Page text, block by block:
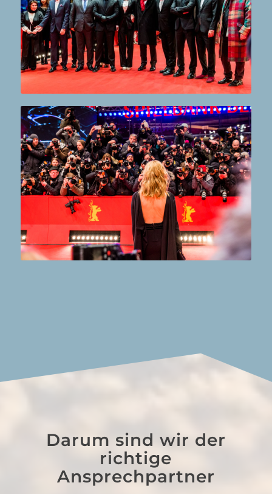
Darum sind wir der
richtige
Ansprechpartner